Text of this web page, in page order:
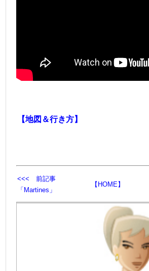
【地図＆行き方】
<<< 前記事
「Martines」
【HOME】